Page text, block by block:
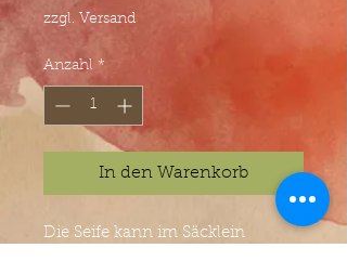
zzgl. Versand
Anzahl *
In den Warenkorb
Die Seife kann im Säcklein